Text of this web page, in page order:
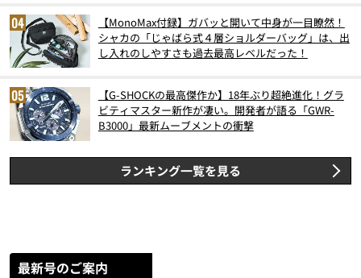
【MonoMax付録】ガバッと開いて中身が一目瞭然！
シャカの「じゃばら式４層ショルダーバッグ」は、出
し入れのしやすさも過去最高レベルだった！
【G-SHOCKの最高傑作か】18年ぶり超絶進化！グラ
ビティマスター新作が凄い。開発者が語る「GWR-
B3000」最新ムーブメントの衝撃
ランキング一覧を見る
最新号のご案内